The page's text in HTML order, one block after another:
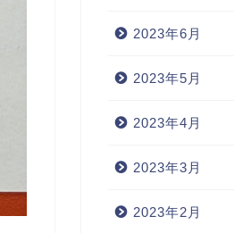
2023年6月
2023年5月
2023年4月
2023年3月
2023年2月